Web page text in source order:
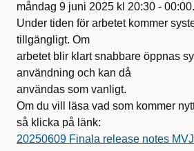
måndag 9 juni 2025 kl 20:30 - 00:00.
Under tiden för arbetet kommer
tillgängligt. Om
arbetet blir klart snabbare öppnas
användning och kan då
användas som vanligt.
Om du vill läsa vad som kommer
så klicka på länk:
20250609 Finala release notes